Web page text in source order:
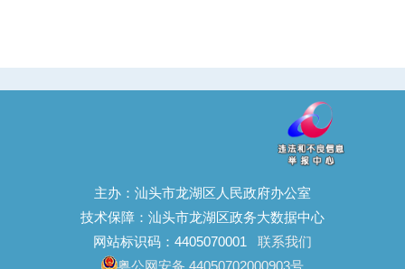
主办：汕头市龙湖区人民政府办公室
技术保障：汕头市龙湖区政务大数据中心
网站标识码：4405070001
联系我们